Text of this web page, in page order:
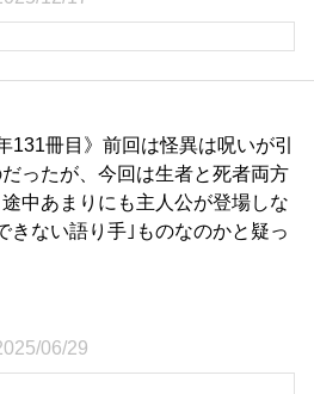
131冊目》前回は怪異は呪いが引
ったが、今回は生者と死者両方
中あまりにも主人公が登場しな
きない語り手｣ものなのかと疑っ
06/29